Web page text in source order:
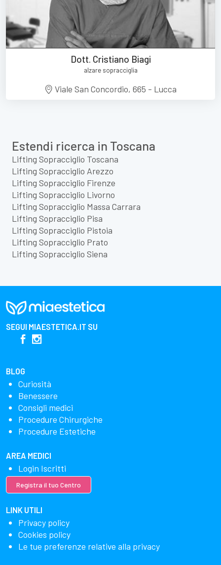
Dott. Cristiano Biagi
alzare sopracciglia
Viale San Concordio, 665 - Lucca
Estendi ricerca in Toscana
Lifting Sopracciglio Toscana
Lifting Sopracciglio Arezzo
Lifting Sopracciglio Firenze
Lifting Sopracciglio Livorno
Lifting Sopracciglio Massa Carrara
Lifting Sopracciglio Pisa
Lifting Sopracciglio Pistoia
Lifting Sopracciglio Prato
Lifting Sopracciglio Siena
SEGUI MIAESTETICA.IT SU
BLOG
Curiosità
Benessere
Consigli medici
Procedure Chirurgiche
Procedure Estetiche
AREA MEDICI
Login Iscritti
Registra il tuo Centro
LINK UTILI
Privacy policy
Cookies policy
Le tue preferenze relative alla privacy